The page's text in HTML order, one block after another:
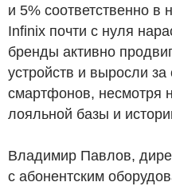
и 5% соответственно в
Infinix почти с нуля
бренды активно
устройств и выросли
смартфонов, несмотря
лояльной базы и
Владимир Павлов,
с абонентским